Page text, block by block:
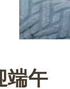
端午